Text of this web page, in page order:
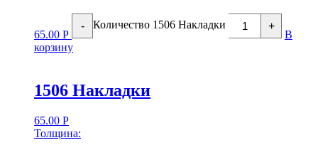
65.00 Р
- Количество 1506 Накладки +
В
корзину
1506 Накладки
65.00 Р
Толщина: